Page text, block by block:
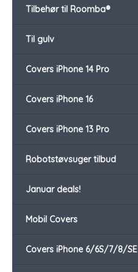
Tilbehør til Roomba®
Til gulv
Covers iPhone 14 Pro
Covers iPhone 16
Covers iPhone 13 Pro
Robotstøvsuger tilbud
Januar deals!
Mobil Covers
Covers iPhone 6/6S/7/8/SE